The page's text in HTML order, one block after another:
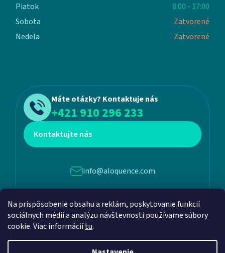
Na prispôsobenie obsahu a reklám, poskytovanie funkcií
sociálnych médií a analýzu návštevnosti používame súbory
cookie. Viac informáciítu.
Piatok
8:00 - 17:00
Sobota
Zatvorené
Nedela
Zatvorené
Máte otázky? Kontaktuje nás
+421 910 296 233
Kontaktujte nás
info@aloquence.com
Martina Benku 6, 952 01, Vráble